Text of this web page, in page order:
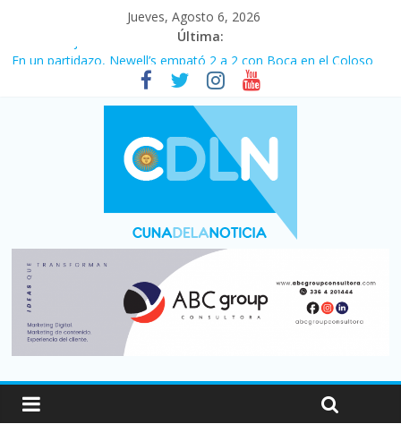
Jueves, Agosto 6, 2026
Última:
Pullaro mejora sus relaciones con el Gobierno nacional
En un partidazo, Newell’s empató 2 a 2 con Boca en el Coloso
Vacaciones de invierno con más movimiento y consumo
turístico: 4,6 millones de personas viajaron por el país, un 5,9%
Fuerte caída de la venta de autos usados en julio: bajó un 12,6%
Central venció 1 a 0 al River de Coudet en el Monumental